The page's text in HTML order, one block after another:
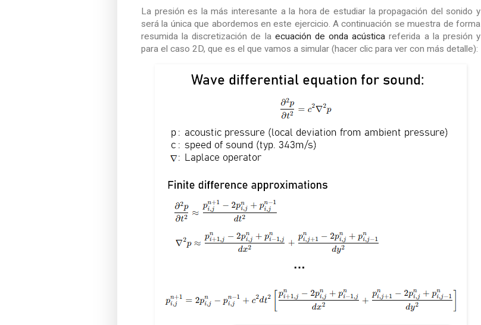
La presión es la más interesante a la hora de estudiar la propagación del sonido y
será la única que abordemos en este ejercicio. A continuación se muestra de forma
resumida la discretización de la ecuación de onda acústica referida a la presión y
para el caso 2D, que es el que vamos a simular (hacer clic para ver con más detalle):